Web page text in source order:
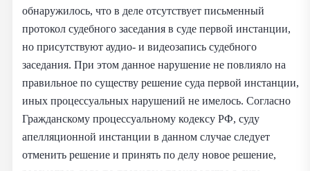
обнаружилось, что в деле отсутствует письменный
протокол судебного заседания в суде первой инстанции,
но присутствуют аудио- и видеозапись судебного
заседания. При этом данное нарушение не повлияло на
правильное по существу решение суда первой инстанции,
иных процессуальных нарушений не имелось. Согласно
Гражданскому процессуальному кодексу РФ, суду
апелляционной инстанции в данном случае следует
отменить решение и принять по делу новое решение,